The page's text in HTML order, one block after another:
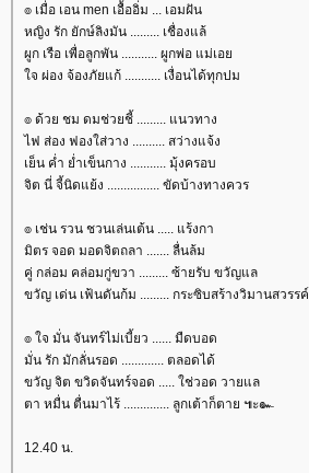
๏ เมื่อ เอน men เอื้ออิ่ม ... เอมฝัน
หญิง รัก ยักษ์ลิงมัน ......... เชื่องแล้
ผูก เรือ เพื่อลูกพัน ........... ผูกพ่อ แม่เอ
จ ผ่อง จ้องภัยแก้ ........... เงื่อนได้ทุกปม
๏ ด้วย ชม ดมช่วยชี้ ......... แนวทาง
ไฟ ส่อง ฟองใส่วาง .......... สว่างแจ้ง
เย็น ค่ำ ย่ำเข็นกาง ........... มุ้งครอบ
จิต นี่ จี้นิดแย้ง ................ ขัดบ้างทางควร
๏ เช่น รวน ชวนเล่นเต้น ..... แร้งกา
มิตร จอด มอดจิตถลา ....... ลื่นล้ม
คู่ กล่อม คล่อมกู่ขวา ......... ซ้ายรับ ขวัญแล
ขวัญ เด่น เฟ้นดันก้ม ......... กระซิบสร้างวิมานสวรรค์
๏ ใจ มั่น จันทร์ไม่เบี้ยว ...... มืดบอด
มั่น รัก มักลั่นรอด ............. ตลอดได้
ขวัญ จิต ขวิดจันทร์จอด ..... ใช่วอด วายแล
ตา หมื่น ตื่นมาไร้ .............. ลูกเต้าก็ตาย ๚ะ๛
12.40 น.